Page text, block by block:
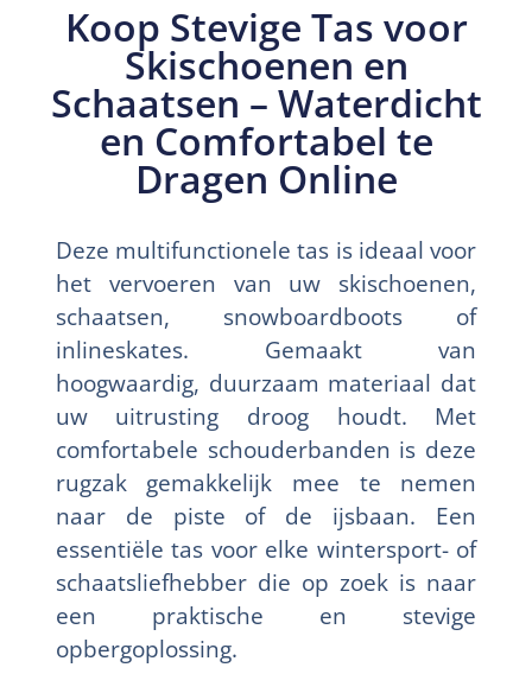
Koop Stevige Tas voor
Skischoenen en
Schaatsen – Waterdicht
en Comfortabel te
Dragen Online
Deze multifunctionele tas is ideaal voor
het vervoeren van uw skischoenen,
schaatsen, snowboardboots of
inlineskates. Gemaakt van
hoogwaardig, duurzaam materiaal dat
uw uitrusting droog houdt. Met
comfortabele schouderbanden is deze
rugzak gemakkelijk mee te nemen
naar de piste of de ijsbaan. Een
essentiële tas voor elke wintersport- of
schaatsliefhebber die op zoek is naar
een praktische en stevige
opbergoplossing.